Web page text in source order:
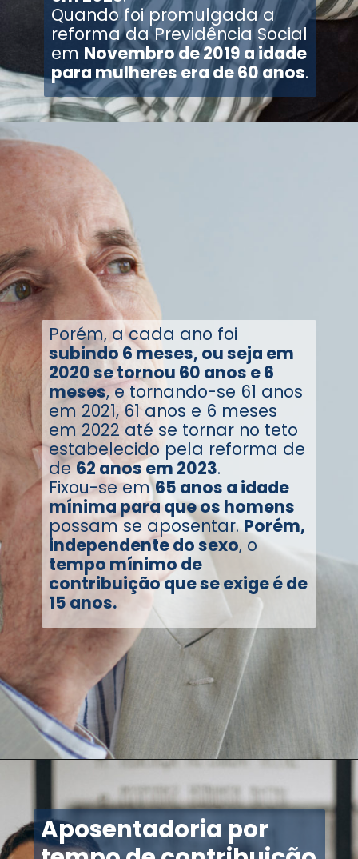
Quando foi promulgada a
reforma da Previdência Social
em Novembro de 2019 a idade
para mulheres era de 60 anos.
Porém, a cada ano foi
subindo 6 meses, ou seja em
2020 se tornou 60 anos e 6
meses, e tornando-se 61 anos
em 2021, 61 anos e 6 meses
em 2022 até se tornar no teto
estabelecido pela reforma de
de62 anos em 2023.
Fixou-se em65 anos a idade
mínima para que os homens
possam se aposentar.Porém,
independente do sexo, o
tempo mínimo de
contribuição que se exige é de
15 anos.
Aposentadoria por